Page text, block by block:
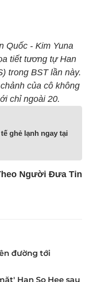
Quốc - Kim Yuna
tiết tương tự Han
trong BST lần này.
của cô không
chỉ ngoài 20.
ghẻ lạnh ngay tại
Người Đưa Tin
đường tới
Han So Hee sau